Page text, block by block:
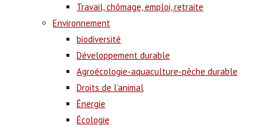
Travail, chômage, emploi, retraite
Environnement
biodiversité
Développement durable
Agroécologie-aquaculture-pêche durable
Droits de l’animal
Énergie
Écologie